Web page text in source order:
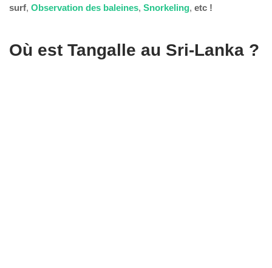
surf, Observation des baleines, Snorkeling, etc !
Où est Tangalle au Sri-Lanka ?